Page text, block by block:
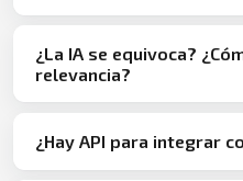
¿La IA se equivoca?
relevancia?
¿Hay API para integrar